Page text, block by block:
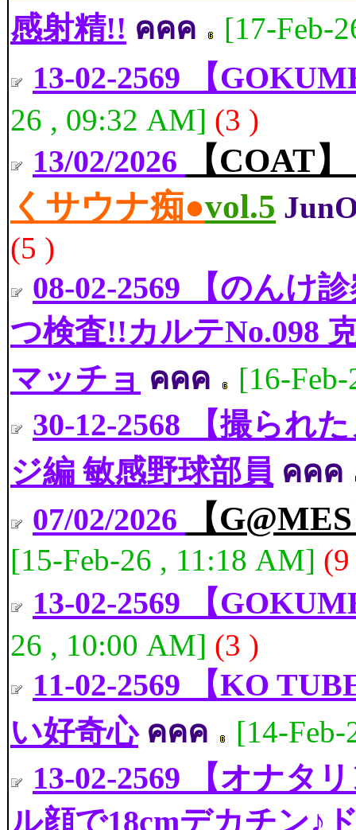
感射精!! คคค [17-Feb-
13-02-2569 【
26 , 09:32 AM] (3 )
13/02/2026
【COAT
くサウナ痴●vol.5
(5 )
08-02-2569 【のんけ
つ検査!!カルテNo.098
マッチョ คคค [16-
30-12-2568 【撮られ
ジ編 敏感野球部員 คคค
07/02/2026 【
[15-Feb-26 , 11:18 AM]
13-02-2569 【
26 , 10:00 AM] (3 )
11-02-2569 【KO
い好奇心 คคค [14-
13-02-2569 【オナタ
ル顔で18cmデカチン♪